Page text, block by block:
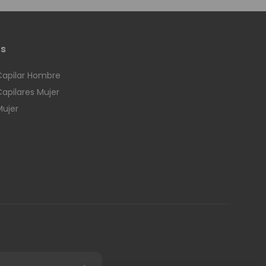
Hombre
Mujer